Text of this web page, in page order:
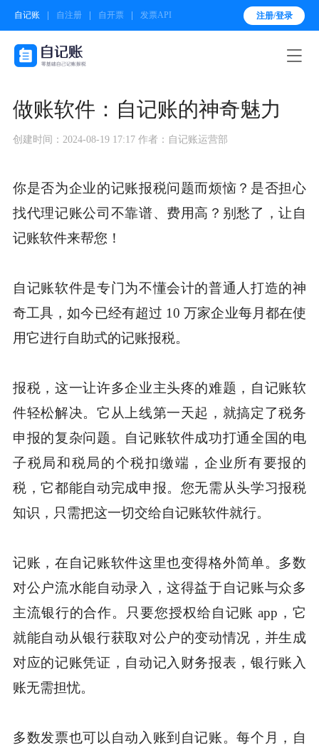
自记账 自注册 自开票 发票API 注册/登录

做账软件：自记账的神奇魅力
创建时间：2024-08-19 17:17 作者：自记账运营部
你是否为企业的记账报税问题而烦恼？是否担心
找代理记账公司不靠谱、费用高？别愁了，让自
记账软件来帮您！
自记账软件是专门为不懂会计的普通人打造的神
奇工具，如今已经有超过 10 万家企业每月都在使
用它进行自助式的记账报税。
报税，这一让许多企业主头疼的难题，自记账软
件轻松解决。它从上线第一天起，就搞定了税务
申报的复杂问题。自记账软件成功打通全国的电
子税局和税局的个税扣缴端，企业所有要报的
税，它都能自动完成申报。您无需从头学习报税
知识，只需把这一切交给自记账软件就行。
记账，在自记账软件这里也变得格外简单。多数
对公户流水能自动录入，这得益于自记账与众多
主流银行的合作。只要您授权给自记账 app，它
就能自动从银行获取对公户的变动情况，并生成
对应的记账凭证，自动记入财务报表，银行账入
账无需担忧。
多数发票也可以自动入账到自记账。每个月，自